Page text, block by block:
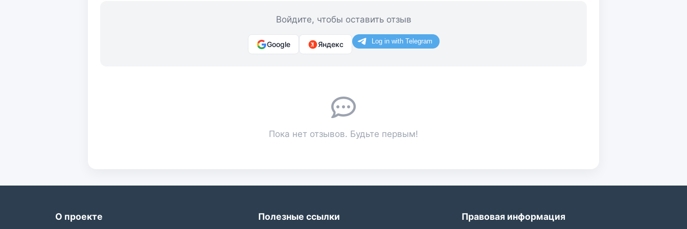
Войдите, чтобы оставить отзыв
Google Яндекс
Пока нет отзывов. Будьте первым!
О проекте Полезные ссылки Правовая информация